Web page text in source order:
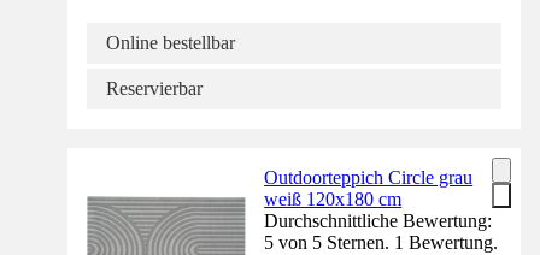
Online bestellbar
Reservierbar
Outdoorteppich Circle grau
weiß 120x180 cm
Durchschnittliche Bewertung:
5 von 5 Sternen. 1 Bewertung.